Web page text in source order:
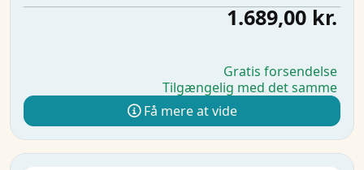
1.689,00 kr.
Gratis forsendelse
Tilgængelig med det samme
Få mere at vide